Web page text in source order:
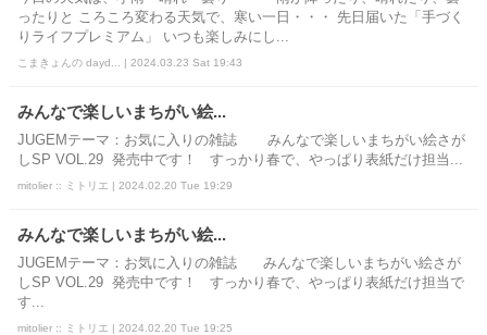
ったりと ころころ変わる天気で、寒い一日・・・ 先日届いた「手づく
りライフプレミアム」 いつも楽しみにし...
こまきょんの dayd... | 2024.03.23 Sat 19:43
みんなで楽しいまちがい絵...
JUGEMテーマ：お気に入りの雑誌 みんなで楽しいまちがい絵さが
しSP VOL.29 発売中です！ すっかり春で、やっぱり表紙だけ担当...
mitolier :: ミトリエ | 2024.02.20 Tue 19:29
みんなで楽しいまちがい絵...
JUGEMテーマ：お気に入りの雑誌 みんなで楽しいまちがい絵さが
しSP VOL.29 発売中です！ すっかり春で、やっぱり表紙だけ担当で
す...
mitolier :: ミトリエ | 2024.02.20 Tue 19:25